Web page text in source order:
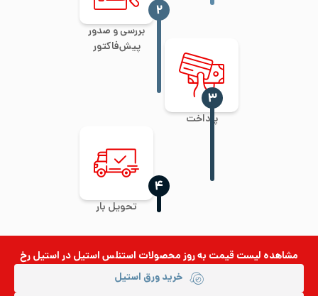
بررسی و صدور
پیش‌فاکتور
‍۲
پرداخت
‍۳
تحویل بار
‍۴
مشاهده لیست قیمت به روزمحصولات استنلس استیلدر استیل رخ
خرید ورق استیل